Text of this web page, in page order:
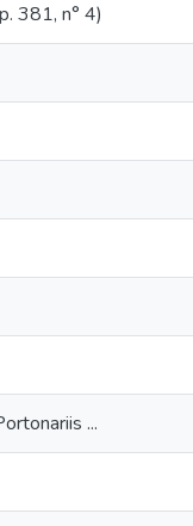
381, n° 4)
...